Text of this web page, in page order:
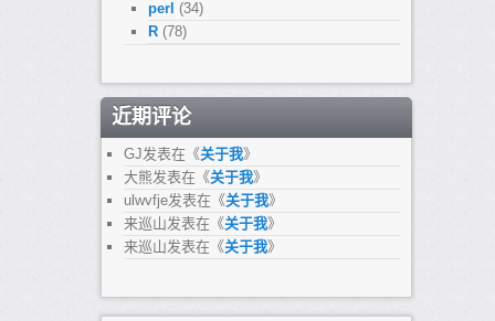
perl (34)
R (78)
近期评论
GJ发表在《关于我》
大熊发表在《关于我》
ulwvfje发表在《关于我》
来巡山发表在《关于我》
来巡山发表在《关于我》